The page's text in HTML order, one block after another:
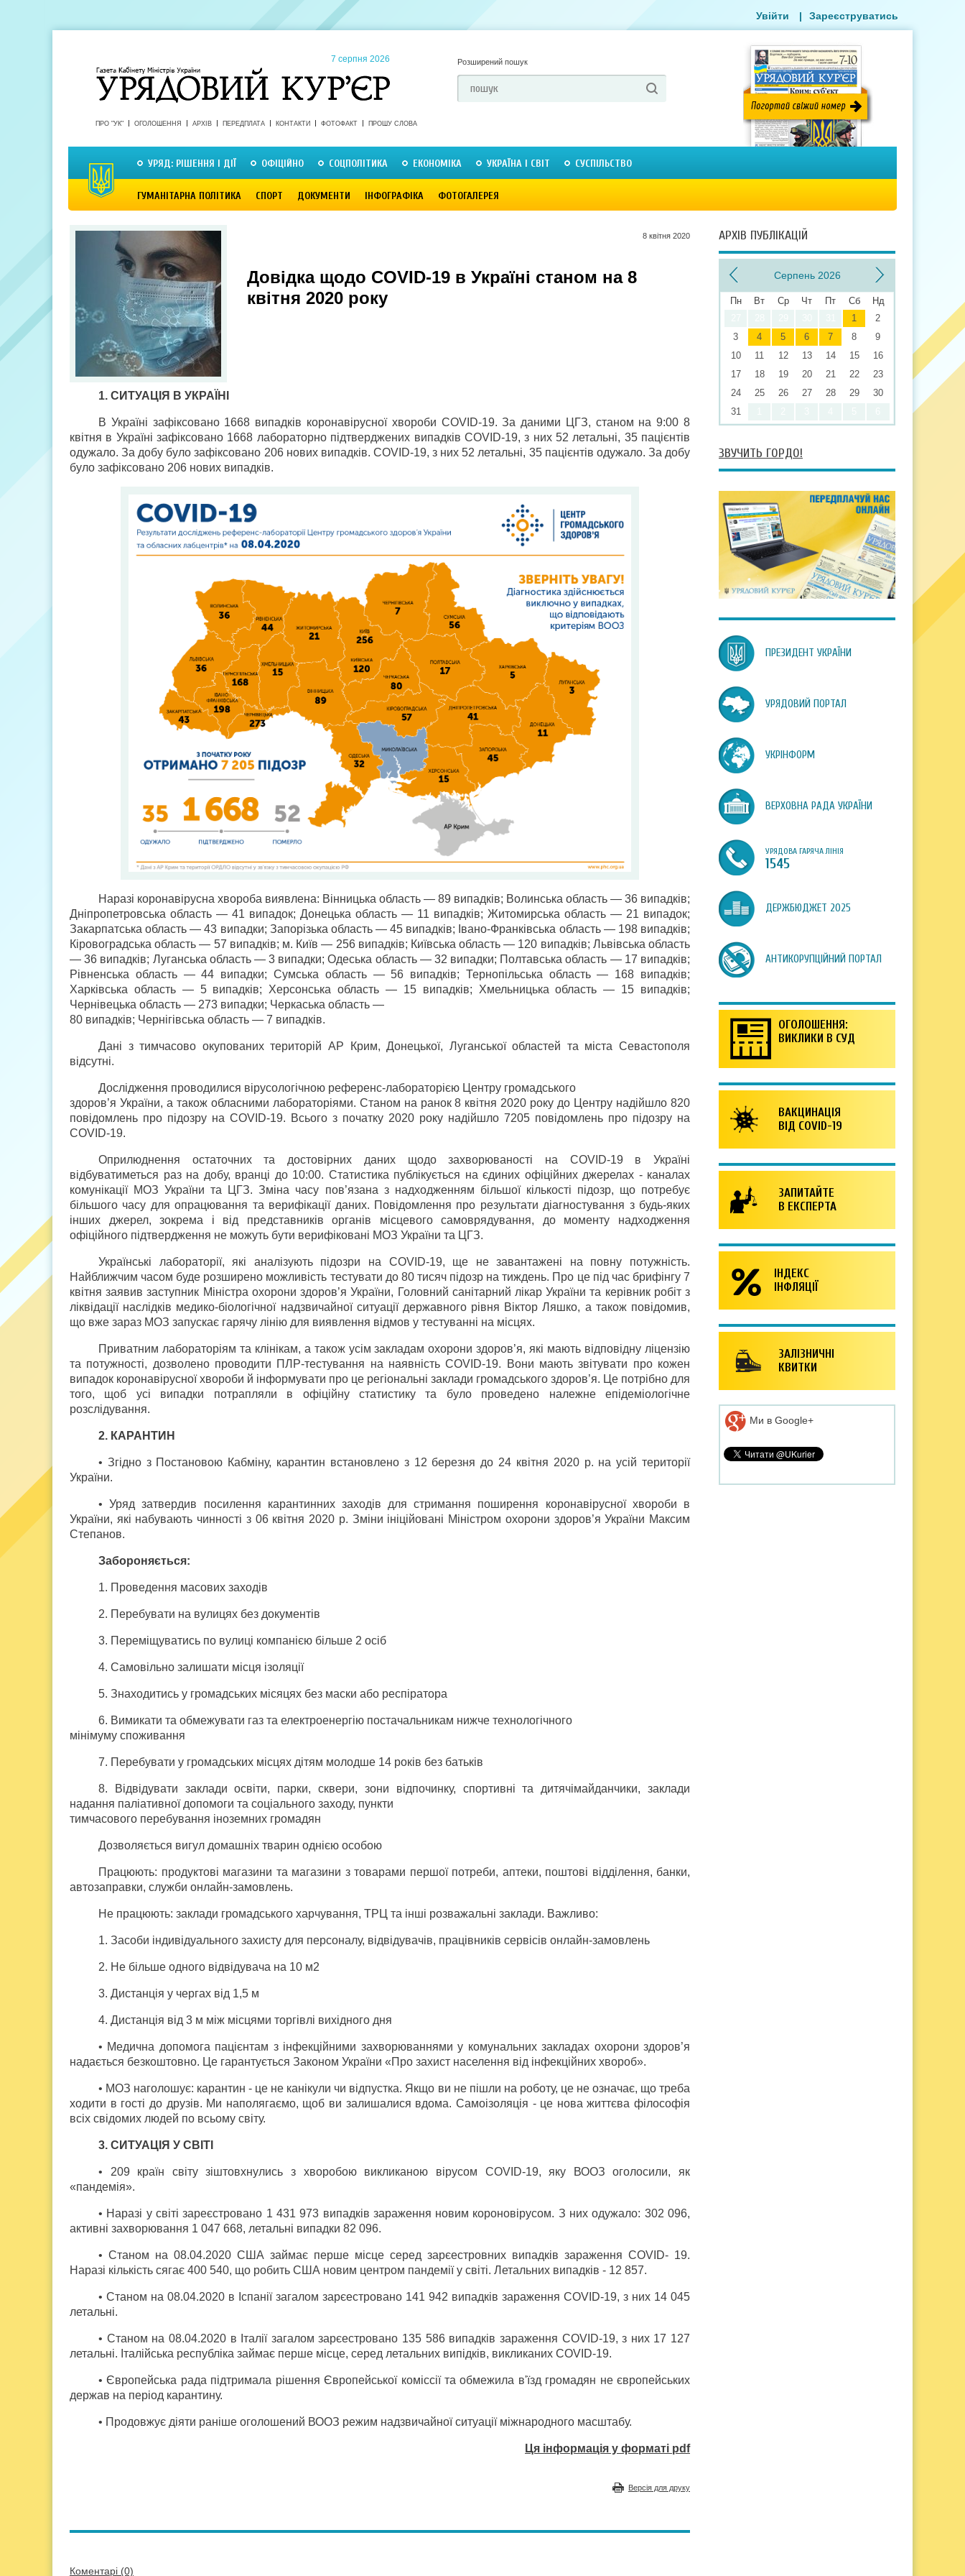
7 серпня 2026 Розширений пошук
ПРО "УК" ОГОЛОШЕННЯ АРХІВ ПЕРЕДПЛАТА КОНТАКТИ ФОТОФАКТ ПРОШУ СЛОВА
УРЯД: РІШЕННЯ І ДІЇ ОФІЦІЙНО СОЦПОЛІТИКА ЕКОНОМІКА УКРАЇНА І СВІТ СУСПІЛЬСТВО
ГУМАНІТАРНА ПОЛІТИКА СПОРТ ДОКУМЕНТИ ІНФОГРАФІКА ФОТОГАЛЕРЕЯ
Увійти | Зареєструватись
8 квiтня 2020
Довідка щодо COVID-19 в Україні станом на 8
квітня 2020 року
1. СИТУАЦІЯ В УКРАЇНІ
В Україні зафіксовано 1668 випадків коронавірусної хвороби COVID-19.За даними ЦГЗ, станом на 9:00 8
квітня в Україні зафіксовано 1668 лабораторно підтверджених випадків COVID-19, з них 52 летальні, 35 пацієнтів
одужало. За добу було зафіксовано 206 нових випадків. COVID-19, з них 52 летальні, 35 пацієнтів одужало. За добу
було зафіксовано 206 нових випадків.
Наразі коронавірусна хвороба виявлена: Вінницька область — 89 випадків; Волинська область — 36 випадків;
Дніпропетровська область — 41 випадок; Донецька область — 11 випадків; Житомирська область — 21 випадок;
Закарпатська область — 43 випадки; Запорізька область — 45 випадків; Івано-Франківська область — 198 випадків;
Кіровоградська область — 57 випадків; м. Київ — 256 випадків; Київська область — 120 випадків; Львівська область
— 36 випадків; Луганська область — 3 випадки; Одеська область — 32 випадки; Полтавська область — 17 випадків;
Рівненська область — 44 випадки; Сумська область — 56 випадків; Тернопільська область — 168 випадків;
Харківська область — 5 випадків; Херсонська область — 15 випадків; Хмельницька область — 15 випадків;
Чернівецька область — 273 випадки; Черкаська область —
80 випадків; Чернігівська область — 7 випадків.
Дані з тимчасово окупованих територій АР Крим, Донецької, Луганської областей та міста Севастополя
відсутні.
Дослідження проводилися вірусологічною референс-лабораторією Центру громадського
здоров’я України, а також обласними лабораторіями. Станом на ранок 8 квітня 2020 року до Центру надійшло 820
повідомлень про підозру на COVID-19. Всього з початку 2020 року надійшло 7205 повідомлень про підозру на
COVID-19.
Оприлюднення остаточних та достовірних даних щодо захворюваності на COVID-19 в Україні
відбуватиметься раз на добу, вранці до 10:00. Статистика публікується на єдиних офіційних джерелах - каналах
комунікації МОЗ України та ЦГЗ. Зміна часу пов’язана з надходженням більшої кількості підозр, що потребує
більшого часу для опрацювання та верифікації даних. Повідомлення про результати діагностування з будь-яких
інших джерел, зокрема і від представників органів місцевого самоврядування, до моменту надходження
офіційного підтвердження не можуть бути верифіковані МОЗ України та ЦГЗ.
Українські лабораторії, які аналізують підозри на COVID-19, ще не завантажені на повну потужність.
Найближчим часом буде розширено можливість тестувати до 80 тисяч підозр на тиждень. Про це під час брифінгу 7
квітня заявив заступник Міністра охорони здоров’я України, Головний санітарний лікар України та керівник робіт з
ліквідації наслідків медико-біологічної надзвичайної ситуації державного рівня Віктор Ляшко, а також повідомив,
що вже зараз МОЗ запускає гарячу лінію для виявлення відмов у тестуванні на місцях.
Приватним лабораторіям та клінікам, а також усім закладам охорони здоров’я, які мають відповідну ліцензію
та потужності, дозволено проводити ПЛР-тестування на наявність COVID-19. Вони мають звітувати про кожен
випадок коронавірусної хвороби й інформувати про це регіональні заклади громадського здоров’я. Це потрібно для
того, щоб усі випадки потрапляли в офіційну статистику та було проведено належне епідеміологічне
розслідування.
2. КАРАНТИН
• Згідно з Постановою Кабміну, карантин встановлено з 12 березня до 24 квітня 2020 р. на усій території
України.
• Уряд затвердив посилення карантинних заходів для стримання поширення коронавірусної хвороби в
України, які набувають чинності з 06 квітня 2020 р. Зміни ініційовані Міністром охорони здоров’я України Максим
Степанов.
Забороняється:
1. Проведення масових заходів
2. Перебувати на вулицях без документів
3. Переміщуватись по вулиці компанією більше 2 осіб
4. Самовільно залишати місця ізоляції
5. Знаходитись у громадських місяцях без маски або респіратора
6. Вимикати та обмежувати газ та електроенергію постачальникам нижче технологічного
мінімуму споживання
7. Перебувати у громадських місцях дітям молодше 14 років без батьків
8. Відвідувати заклади освіти, парки, сквери, зони відпочинку, спортивні та дитячімайданчики, заклади
надання паліативної допомоги та соціального заходу, пункти
тимчасового перебування іноземних громадян
Дозволяється вигул домашніх тварин однією особою
Працюють: продуктові магазини та магазини з товарами першої потреби, аптеки, поштові відділення, банки,
автозаправки, служби онлайн-замовлень.
Не працюють: заклади громадського харчування, ТРЦ та інші розважальні заклади. Важливо:
1. Засоби індивідуального захисту для персоналу, відвідувачів, працівників сервісів онлайн-замовлень
2. Не більше одного відвідувача на 10 м2
3. Дистанція у чергах від 1,5 м
4. Дистанція від 3 м між місцями торгівлі вихідного дня
• Медична допомога пацієнтам з інфекційними захворюваннями у комунальних закладах охорони здоров’я
надається безкоштовно. Це гарантується Законом України «Про захист населення від інфекційних хвороб».
• МОЗ наголошує: карантин - це не канікули чи відпустка. Якщо ви не пішли на роботу, це не означає, що треба
ходити в гості до друзів. Ми наполягаємо, щоб ви залишалися вдома. Самоізоляція - це нова життєва філософія
всіх свідомих людей по всьому світу.
3. СИТУАЦІЯ У СВІТІ
• 209 країн світу зіштовхнулись з хворобою викликаною вірусом COVID-19, яку ВООЗ оголосили, як
«пандемія».
• Наразі у світі зареєстровано 1 431 973 випадків зараження новим короновірусом. З них одужало: 302 096,
активні захворювання 1 047 668, летальні випадки 82 096.
• Станом на 08.04.2020 США займає перше місце серед зарєестровних випадків зараження COVID- 19.
Наразі кількість сягає 400 540, що робить США новим центром пандемії у світі. Летальних випадків - 12 857.
• Станом на 08.04.2020 в Іспанії загалом зарєестровано 141 942 випадків зараження COVID-19, з них 14 045
летальні.
• Станом на 08.04.2020 в Італії загалом зарєестровано 135 586 випадків зараження COVID-19, з них 17 127
летальні. Італійська республіка займає перше місце, серед летальних випідків, викликаних COVID-19.
• Європейська рада підтримала рішення Європейської коміссії та обмежила в'їзд громадян не європейських
держав на період карантину.
• Продовжує діяти раніше оголошений ВООЗ режим надзвичайної ситуації міжнародного масштабу.
Ця інформація у форматі pdf
Версія для друку
Коментарі (0)
АРХІВ ПУБЛІКАЦІЙ
Серпень 2026
Пн Вт Ср Чт Пт Сб
Нд
1
2
3
4 5 6 7 8
9
10
11 12 13 14 15
16
17
18 19 20 21 22
23
24
25 26 27 28 29
30
31
ЗВУЧИТЬ ГОРДО!
ПРЕЗИДЕНТ УКРАЇНИ
УРЯДОВИЙ ПОРТАЛ
УКРІНФОРМ
ВЕРХОВНА РАДА УКРАЇНИ
УРЯДОВА ГАРЯЧА ЛІНІЯ
1545
ДЕРЖБЮДЖЕТ 2025
АНТИКОРУПЦІЙНИЙ ПОРТАЛ
ОГОЛОШЕННЯ:
ВИКЛИКИ В СУД
ВАКЦИНАЦІЯ
ВІД COVID-19
ЗАПИТАЙТЕ
В ЕКСПЕРТА
ІНДЕКС
ІНФЛЯЦІЇ
ЗАЛІЗНИЧНІ
КВИТКИ
Ми в Google+